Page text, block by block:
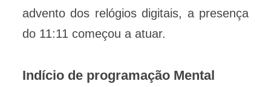
advento dos relógios digitais, a presença
do 11:11 começou a atuar.
Indício de programação Mental